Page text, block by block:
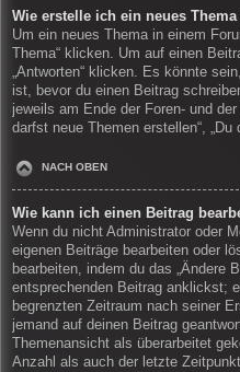
Wie erstelle ich ein neues
Um ein neues Thema in einem
Thema“ klicken. Um auf einen
„Antworten“ klicken. Es könnte
ist, bevor du einen Beitrag
jeweils am Ende der Foren- und
darfst neue Themen erstellen“,
NACH OBEN
Wie kann ich einen Beitrag
Wenn du nicht Administrator oder
eigenen Beiträge bearbeiten oder
bearbeiten, indem du das „Ändere
entsprechenden Beitrag anklickst;
begrenzten Zeitraum nach seiner
jemand auf deinen Beitrag
Themenansicht als überarbeitet
Anzahl als auch der letzte